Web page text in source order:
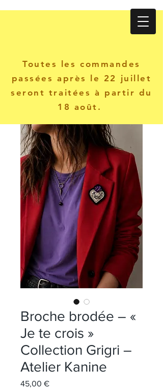
Toutes les commandes
passées après le 22 juillet
seront traitées à partir du
18 août.
Broche brodée – «
Je te crois »
Collection Grigri –
Atelier Kanine
45,00 €Prix